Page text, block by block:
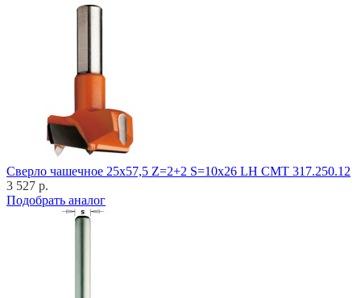
Cверло чашечное 25x57,5 Z=2+2 S=10x26 LH CMT 317.250.12
3 527 р.
Подобрать аналог